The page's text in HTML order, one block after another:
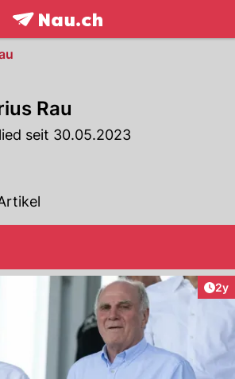
frontpage.NAU.ch
Rau
seit 30.05.2023
2y